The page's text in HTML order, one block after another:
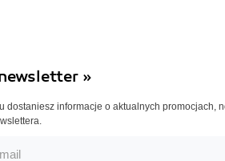
»
dostaniesz informacje o aktualnych promocjach,